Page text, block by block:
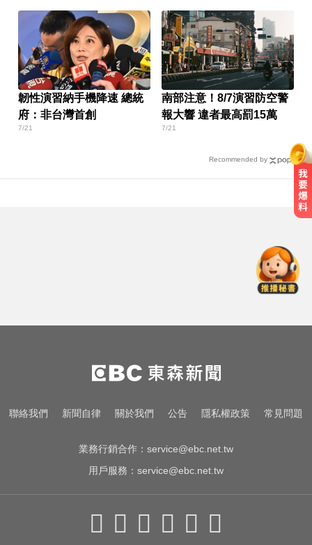
韌性演習納手機降速 總統
府：非台灣首創
7/21
南部注意！8/7演習防空警
報大響 違者最高罰15萬
7/21
Recommended by
公司展至2047
藉口工作太累！台中男強迫同居人
國小女兒性服務 下場出爐
才連莊金鐘紅毯主持！夏和熙突曝
聯絡我們 新聞自律 關於我們 公告 隱私權政策 常見問題
業務行銷合作： service@ebc.net.tw
用戶服務： service@ebc.net.tw